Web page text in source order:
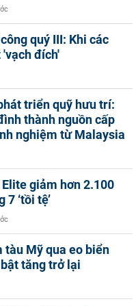
quý III: Khi các
đích'
triển quỹ hưu trí:
thành nguồn cấp
nghiệm từ Malaysia
giảm hơn 2.100
‘tồi tệ’
tàu Mỹ qua eo biển
tăng trở lại